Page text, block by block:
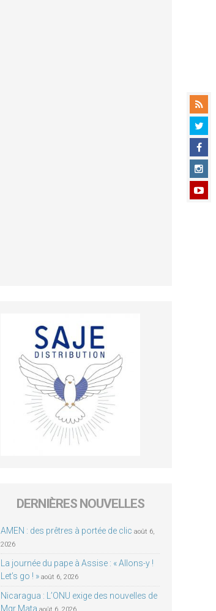
DERNIÈRES NOUVELLES
AMEN : des prêtres à portée de clic août 6,
2026
La journée du pape à Assise : « Allons-y !
Let’s go ! » août 6, 2026
Nicaragua : L’ONU exige des nouvelles de
Mgr Mata